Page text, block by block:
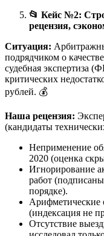
📂 Кейс №2:
рецензия,
Ситуация:
подрядчиком о
судебная экспертиза
критических
рублей. 💰
Наша рецензия:
(кандидаты
Неприменение
2020 (оценка
Игнорирование
работ
порядке).
Арифметические
(индексация не
Отсутствие